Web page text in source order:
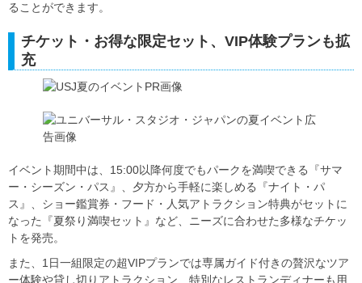
ることができます。
チケット・お得な限定セット、VIP体験プランも拡
充
イベント期間中は、15:00以降何度でもパークを満喫できる『サマ
ー・シーズン・パス』、夕方から手軽に楽しめる『ナイト・パ
ス』、ショー鑑賞券・フード・人気アトラクション特典がセットに
なった『夏祭り満喫セット』など、ニーズに合わせた多様なチケッ
トを発売。
また、1日一組限定の超VIPプランでは専属ガイド付きの贅沢なツア
ー体験や貸し切りアトラクション、特別なレストランディナーも用